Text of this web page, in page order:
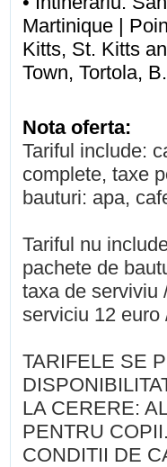
Martinique |
Kitts, St. Kitts
Town, Tortola,
Nota oferta:
Tariful include:
complete, taxe
bauturi: apa,
Tariful nu
pachete de
taxa de serviviu
serviciu 12 euro
TARIFELE SE
LA CERERE:
PENTRU COPII.
CONDITII DE